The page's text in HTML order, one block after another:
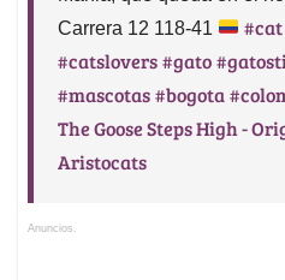
Carrera 12 118-41
#cat
#catslovers#gato
#mascotas#bogota
The Goose Steps High -
Aristocats
Anuncios.